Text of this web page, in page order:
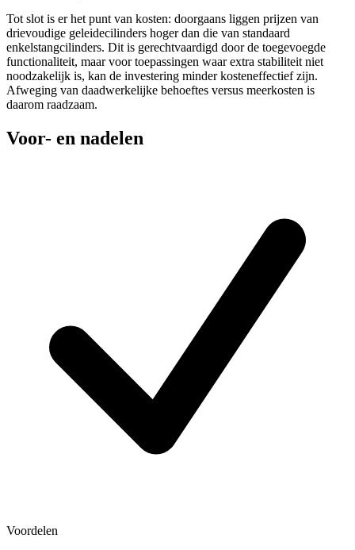
Tot slot is er het punt van kosten: doorgaans liggen prijzen van
drievoudige geleidecilinders hoger dan die van standaard
enkelstangcilinders. Dit is gerechtvaardigd door de toegevoegde
functionaliteit, maar voor toepassingen waar extra stabiliteit niet
noodzakelijk is, kan de investering minder kosteneffectief zijn.
Afweging van daadwerkelijke behoeftes versus meerkosten is
daarom raadzaam.
Voor- en nadelen
Voordelen